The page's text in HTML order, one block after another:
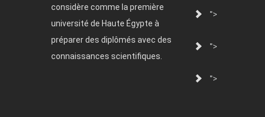
considère comme la première
université de Haute Égypte à
préparer des diplômés avec des
connaissances scientifiques.
">
">
">